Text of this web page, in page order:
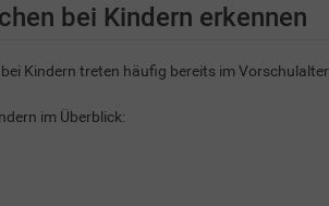
bei Kindern erkennen
Kindern treten häufig bereits im
im Überblick: